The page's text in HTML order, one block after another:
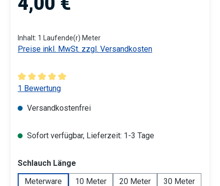
Inhalt: 1 Laufende(r) Meter
Preise inkl. MwSt. zzgl. Versandkosten
Durchschnittliche Bewertung von 5 von 5 Sternen
1 Bewertung
Versandkostenfrei
Sofort verfügbar, Lieferzeit: 1-3 Tage
Schlauch Länge
Meterware
10 Meter 20 Meter
30 Meter